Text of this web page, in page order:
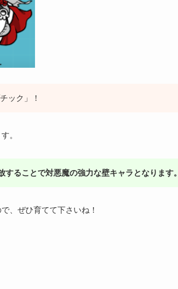
ック」！
。
することで対悪魔の強力な壁キャラとなります。
、ぜひ育てて下さいね！